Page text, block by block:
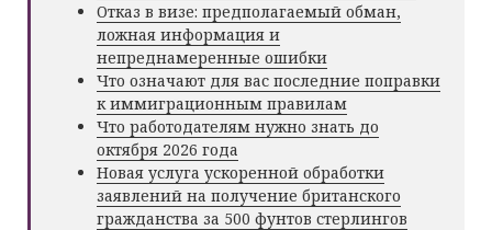
Отказ в визе: предполагаемый обман,
ложная информация и
непреднамеренные ошибки
Что означают для вас последние поправки
к иммиграционным правилам
Что работодателям нужно знать до
октября 2026 года
Новая услуга ускоренной обработки
заявлений на получение британского
гражданства за 500 фунтов стерлингов